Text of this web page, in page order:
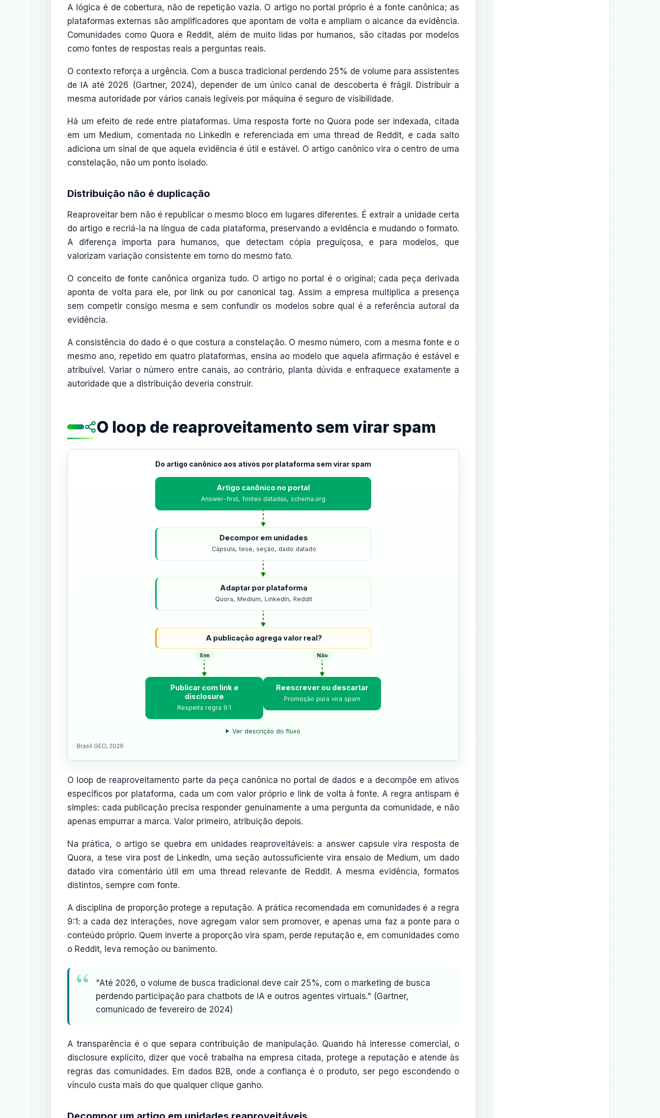
A lógica é de cobertura, não de repetição vazia. O artigo no portal próprio é a fonte canônica; as
plataformas externas são amplificadores que apontam de volta e ampliam o alcance da evidência.
Comunidades como Quora e Reddit, além de muito lidas por humanos, são citadas por modelos
como fontes de respostas reais a perguntas reais.
O contexto reforça a urgência. Com a busca tradicional perdendo 25% de volume para assistentes
de IA até 2026 (Gartner, 2024), depender de um único canal de descoberta é frágil. Distribuir a
mesma autoridade por vários canais legíveis por máquina é seguro de visibilidade.
Há um efeito de rede entre plataformas. Uma resposta forte no Quora pode ser indexada, citada
em um Medium, comentada no LinkedIn e referenciada em uma thread de Reddit, e cada salto
adiciona um sinal de que aquela evidência é útil e estável. O artigo canônico vira o centro de uma
constelação, não um ponto isolado.
Distribuição não é duplicação
Reaproveitar bem não é republicar o mesmo bloco em lugares diferentes. É extrair a unidade certa
do artigo e recriá-la na língua de cada plataforma, preservando a evidência e mudando o formato.
A diferença importa para humanos, que detectam cópia preguiçosa, e para modelos, que
valorizam variação consistente em torno do mesmo fato.
O conceito de fonte canônica organiza tudo. O artigo no portal é o original; cada peça derivada
aponta de volta para ele, por link ou por canonical tag. Assim a empresa multiplica a presença
sem competir consigo mesma e sem confundir os modelos sobre qual é a referência autoral da
evidência.
A consistência do dado é o que costura a constelação. O mesmo número, com a mesma fonte e o
mesmo ano, repetido em quatro plataformas, ensina ao modelo que aquela afirmação é estável e
atribuível. Variar o número entre canais, ao contrário, planta dúvida e enfraquece exatamente a
autoridade que a distribuição deveria construir.
O loop de reaproveitamento sem virar spam
Do artigo canônico aos ativos por plataforma sem virar spam
Artigo canônico no portal
Answer-first, fontes datadas, schema.org
Decompor em unidades
Cápsula, tese, seção, dado datado
Adaptar por plataforma
Quora, Medium, LinkedIn, Reddit
A publicação agrega valor real?
Sim
Publicar com link e
disclosure
Respeita regra 9:1
Não
Reescrever ou descartar
Promoção pura vira spam
Ver descrição do fluxo
Brasil GEO, 2026
O loop de reaproveitamento parte da peça canônica no portal de dados e a decompõe em ativos
específicos por plataforma, cada um com valor próprio e link de volta à fonte. A regra antispam é
simples: cada publicação precisa responder genuinamente a uma pergunta da comunidade, e não
apenas empurrar a marca. Valor primeiro, atribuição depois.
Na prática, o artigo se quebra em unidades reaproveitáveis: a answer capsule vira resposta de
Quora, a tese vira post de LinkedIn, uma seção autossuficiente vira ensaio de Medium, um dado
datado vira comentário útil em uma thread relevante de Reddit. A mesma evidência, formatos
distintos, sempre com fonte.
A disciplina de proporção protege a reputação. A prática recomendada em comunidades é a regra
9:1: a cada dez interações, nove agregam valor sem promover, e apenas uma faz a ponte para o
conteúdo próprio. Quem inverte a proporção vira spam, perde reputação e, em comunidades como
o Reddit, leva remoção ou banimento.
"Até 2026, o volume de busca tradicional deve cair 25%, com o marketing de busca
perdendo participação para chatbots de IA e outros agentes virtuais." (Gartner,
comunicado de fevereiro de 2024)
A transparência é o que separa contribuição de manipulação. Quando há interesse comercial, o
disclosure explícito, dizer que você trabalha na empresa citada, protege a reputação e atende às
regras das comunidades. Em dados B2B, onde a confiança é o produto, ser pego escondendo o
vínculo custa mais do que qualquer clique ganho.